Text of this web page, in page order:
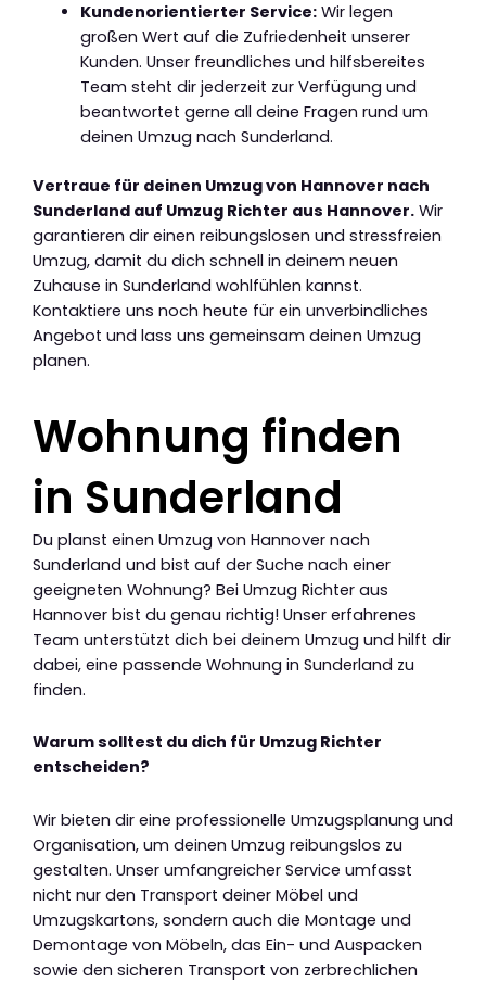
Kundenorientierter Service:Wir legen
großen Wert auf die Zufriedenheit unserer
Kunden. Unser freundliches und hilfsbereites
Team steht dir jederzeit zur Verfügung und
beantwortet gerne all deine Fragen rund um
deinen Umzug nach Sunderland.
Vertraue für deinen Umzug von Hannover nach
Sunderland auf Umzug Richter aus Hannover. Wir
garantieren dir einen reibungslosen und stressfreien
Umzug, damit du dich schnell in deinem neuen
Zuhause in Sunderland wohlfühlen kannst.
Kontaktiere uns noch heute für ein unverbindliches
Angebot und lass uns gemeinsam deinen Umzug
planen.
Wohnung finden
in Sunderland
Du planst einen Umzug von Hannover nach
Sunderland und bist auf der Suche nach einer
geeigneten Wohnung? Bei Umzug Richter aus
Hannover bist du genau richtig! Unser erfahrenes
Team unterstützt dich bei deinem Umzug und hilft dir
dabei, eine passende Wohnung in Sunderland zu
finden.
Warum solltest du dich für Umzug Richter
entscheiden?
Wir bieten dir eine professionelle Umzugsplanung und
Organisation, um deinen Umzug reibungslos zu
gestalten. Unser umfangreicher Service umfasst
nicht nur den Transport deiner Möbel und
Umzugskartons, sondern auch die Montage und
Demontage von Möbeln, das Ein- und Auspacken
sowie den sicheren Transport von zerbrechlichen